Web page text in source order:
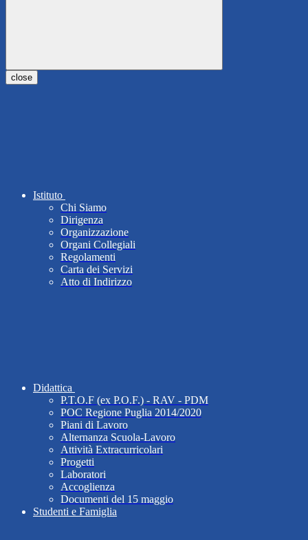
close
Istituto
Chi Siamo
Dirigenza
Organizzazione
Organi Collegiali
Regolamenti
Carta dei Servizi
Atto di Indirizzo
Didattica
P.T.O.F (ex P.O.F.) - RAV - PDM
POC Regione Puglia 2014/2020
Piani di Lavoro
Alternanza Scuola-Lavoro
Attività Extracurricolari
Progetti
Laboratori
Accoglienza
Documenti del 15 maggio
Studenti e Famiglia